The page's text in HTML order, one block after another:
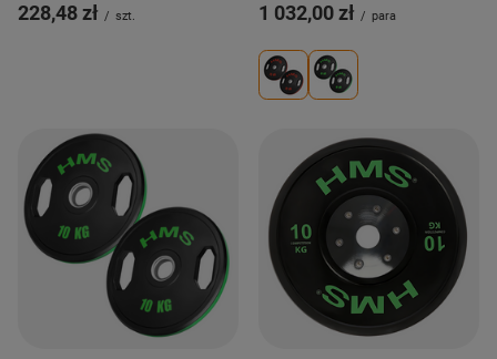
228,48 zł / szt. 1 032,00 zł / para